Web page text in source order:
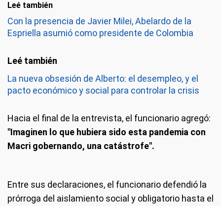
Leé también
Con la presencia de Javier Milei, Abelardo de la
Espriella asumió como presidente de Colombia
La nueva obsesión de Alberto: el desempleo, y el
pacto económico y social para controlar la crisis
Hacia el final de la entrevista, el funcionario agregó:
"Imaginen lo que hubiera sido esta pandemia con
Macri gobernando, una catástrofe".
Entre sus declaraciones, el funcionario defendió la
prórroga del aislamiento social y obligatorio hasta el